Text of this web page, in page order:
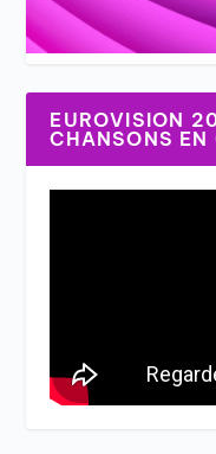
EUROVISION
CHANSONS EN